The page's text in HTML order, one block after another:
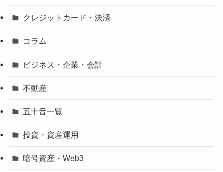
クレジットカード・決済
コラム
ビジネス・企業・会計
不動産
五十音一覧
投資・資産運用
暗号資産・Web3